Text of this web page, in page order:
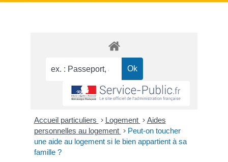
Accueil particuliers > Logement > Aides
personnelles au logement > Peut-on toucher
une aide au logement si le bien appartient à sa
famille ?